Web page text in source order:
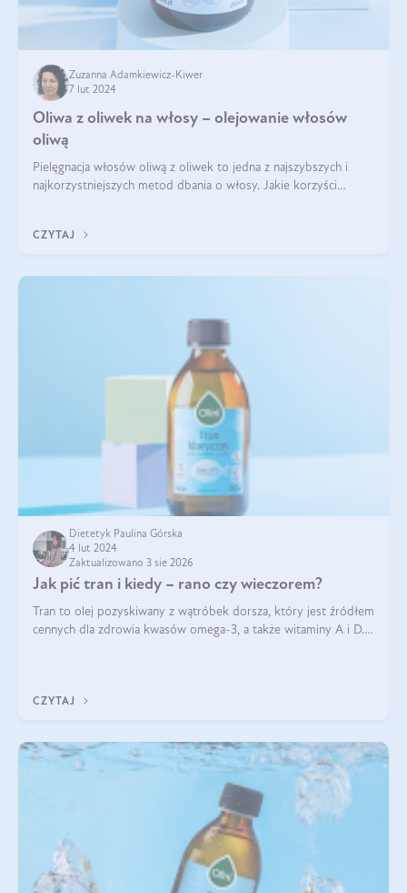
Zuzanna Adamkiewicz-Kiwer
7 lut 2024
Oliwa z oliwek na włosy – olejowanie włosów
oliwą
Pielęgnacja włosów oliwą z oliwek to jedna z najszybszych i
najkorzystniejszych metod dbania o włosy. Jakie korzyści
CZYTAJ
Dietetyk Paulina Górska
4 lut 2024
Zaktualizowano 3 sie 2026
Jak pić tran i kiedy – rano czy wieczorem?
Tran to olej pozyskiwany z wątróbek dorsza, który jest źródłem
cennych dla zdrowia kwasów omega-3, a także witaminy A i D.
CZYTAJ